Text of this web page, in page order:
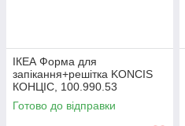
ІКЕА Форма для
запікання+решітка KONCIS
КОНЦІС, 100.990.53
Готово до відправки